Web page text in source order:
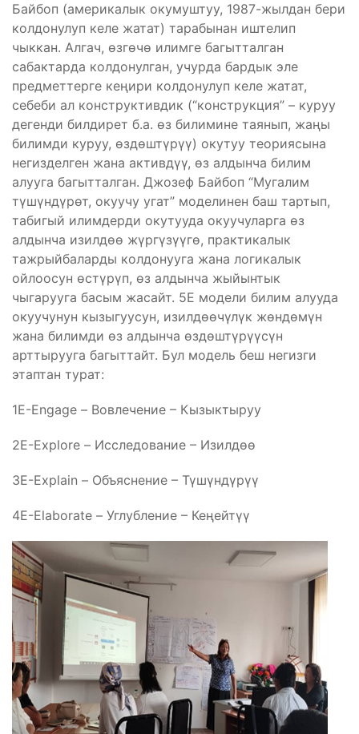
Байбоп (америкалык окумуштуу, 1987-жылдан бери
колдонулуп келе жатат) тарабынан иштелип
чыккан. Алгач, өзгөчө илимге багытталган
сабактарда колдонулган, учурда бардык эле
предметтерге кеңири колдонулуп келе жатат,
себеби ал конструктивдик (“конструкция” – куруу
дегенди билдирет б.а. өз билимине таянып, жаңы
билимди куруу, өздөштүрүү) окутуу теориясына
негизделген жана активдүү, өз алдынча билим
алууга багытталган. Джозеф Байбоп “Мугалим
түшүндүрөт, окуучу угат” моделинен баш тартып,
табигый илимдерди окутууда окуучуларга өз
алдынча изилдөө жүргүзүүгө, практикалык
тажрыйбаларды колдонууга жана логикалык
ойлоосун өстүрүп, өз алдынча жыйынтык
чыгарууга басым жасайт. 5Е модели билим алууда
окуучунун кызыгуусун, изилдөөчүлүк жөндөмүн
жана билимди өз алдынча өздөштүрүүсүн
арттырууга багыттайт. Бул модель беш негизги
этаптан турат:
1Е-Engage – Вовлечение – Кызыктыруу
2Е-Explore – Исследование – Изилдөө
3Е-Explain – Объяснение – Түшүндүрүү
4Е-Elaborate – Углубление – Кеңейтүү